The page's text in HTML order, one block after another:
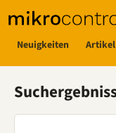
Neuigkeiten Artikel